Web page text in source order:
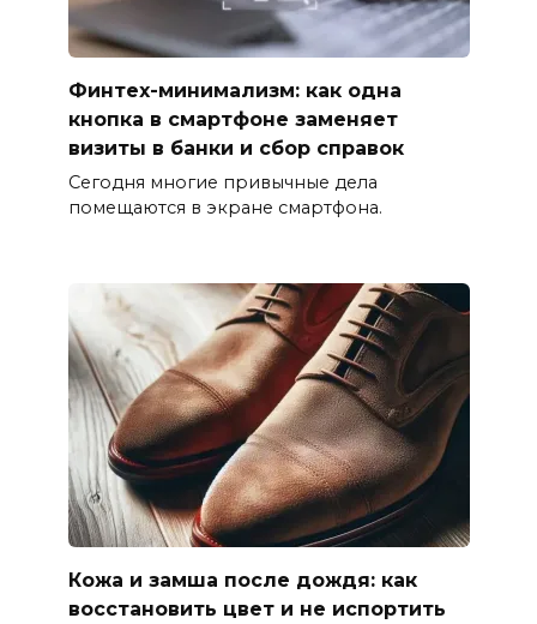
Финтех-минимализм: как одна
кнопка в смартфоне заменяет
визиты в банки и сбор справок
Сегодня многие привычные дела
помещаются в экране смартфона.
Кожа и замша после дождя: как
восстановить цвет и не испортить